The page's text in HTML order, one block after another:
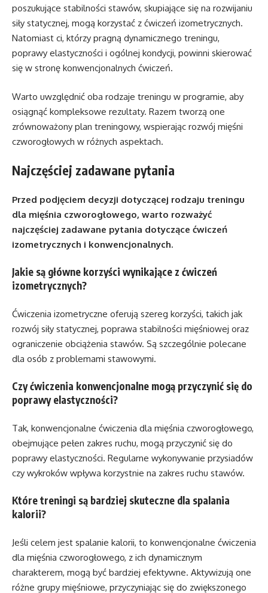
poszukujące stabilności stawów, skupiające się na rozwijaniu
siły statycznej, mogą korzystać z ćwiczeń izometrycznych.
Natomiast ci, którzy pragną dynamicznego treningu,
poprawy elastyczności i ogólnej kondycji, powinni skierować
się w stronę konwencjonalnych ćwiczeń.
Warto uwzględnić oba rodzaje treningu w programie, aby
osiągnąć kompleksowe rezultaty. Razem tworzą one
zrównoważony plan treningowy, wspierając rozwój mięśni
czworogłowych w różnych aspektach.
Najczęściej zadawane pytania
Przed podjęciem decyzji dotyczącej rodzaju treningu
dla mięśnia czworogłowego, warto rozważyć
najczęściej zadawane pytania dotyczące ćwiczeń
izometrycznych i konwencjonalnych.
Jakie są główne korzyści wynikające z ćwiczeń
izometrycznych?
Ćwiczenia izometryczne oferują szereg korzyści, takich jak
rozwój siły statycznej, poprawa stabilności mięśniowej oraz
ograniczenie obciążenia stawów. Są szczególnie polecane
dla osób z problemami stawowymi.
Czy ćwiczenia konwencjonalne mogą przyczynić się do
poprawy elastyczności?
Tak, konwencjonalne ćwiczenia dla mięśnia czworogłowego,
obejmujące pełen zakres ruchu, mogą przyczynić się do
poprawy elastyczności. Regularne wykonywanie przysiadów
czy wykroków wpływa korzystnie na zakres ruchu stawów.
Które treningi są bardziej skuteczne dla spalania
kalorii?
Jeśli celem jest spalanie kalorii, to konwencjonalne ćwiczenia
dla mięśnia czworogłowego, z ich dynamicznym
charakterem, mogą być bardziej efektywne. Aktywizują one
różne grupy mięśniowe, przyczyniając się do zwiększonego